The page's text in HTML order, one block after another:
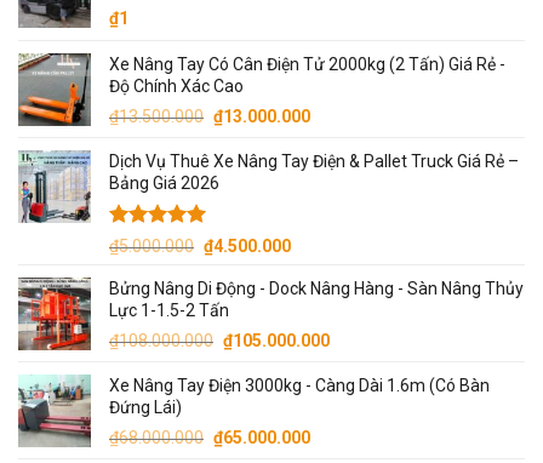
₫1
Xe Nâng Tay Có Cân Điện Tử 2000kg (2 Tấn) Giá Rẻ -
Độ Chính Xác Cao
₫13.500.000 Giá
là:
₫13.500.000.
₫13.000.000Giá
tại
Dịch Vụ Thuê Xe Nâng Tay Điện & Pallet Truck Giá Rẻ –
Bảng Giá 2026
Được xếp
5 sao
₫5.000.000 Giá
là:
₫5.000.000.
₫4.500.000Giá
tại
₫4.500.000.
Bửng Nâng Di Động - Dock Nâng Hàng - Sàn Nâng Thủy
Lực 1-1.5-2 Tấn
₫108.000.000 Giá
là:
₫105.000.000Giá
tại
Xe Nâng Tay Điện 3000kg - Càng Dài 1.6m (Có Bàn
Đứng Lái)
₫68.000.000 Giá
₫65.000.000Giá